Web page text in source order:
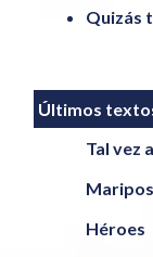
Quizás
Últimos
Tal vez
Héroes